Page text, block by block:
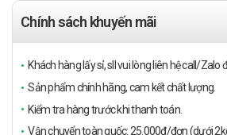
Chính sách khuyến mãi
Khách hàng lấy sỉ, sll vui lòng liên hệ call/Zalo
Sản phẩm chính hãng, cam kết chất lượng.
Kiểm tra hàng trước khi thanh toán.
Vận chuyển toàn quốc: 25.000đ/đơn (dưới